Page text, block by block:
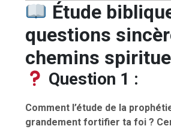
Étude
questions
chemins
Question 1 :
Comment l’étude de la
grandement fortifier ta foi ?